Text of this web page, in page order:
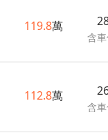
119.8萬
含
112.8萬
含